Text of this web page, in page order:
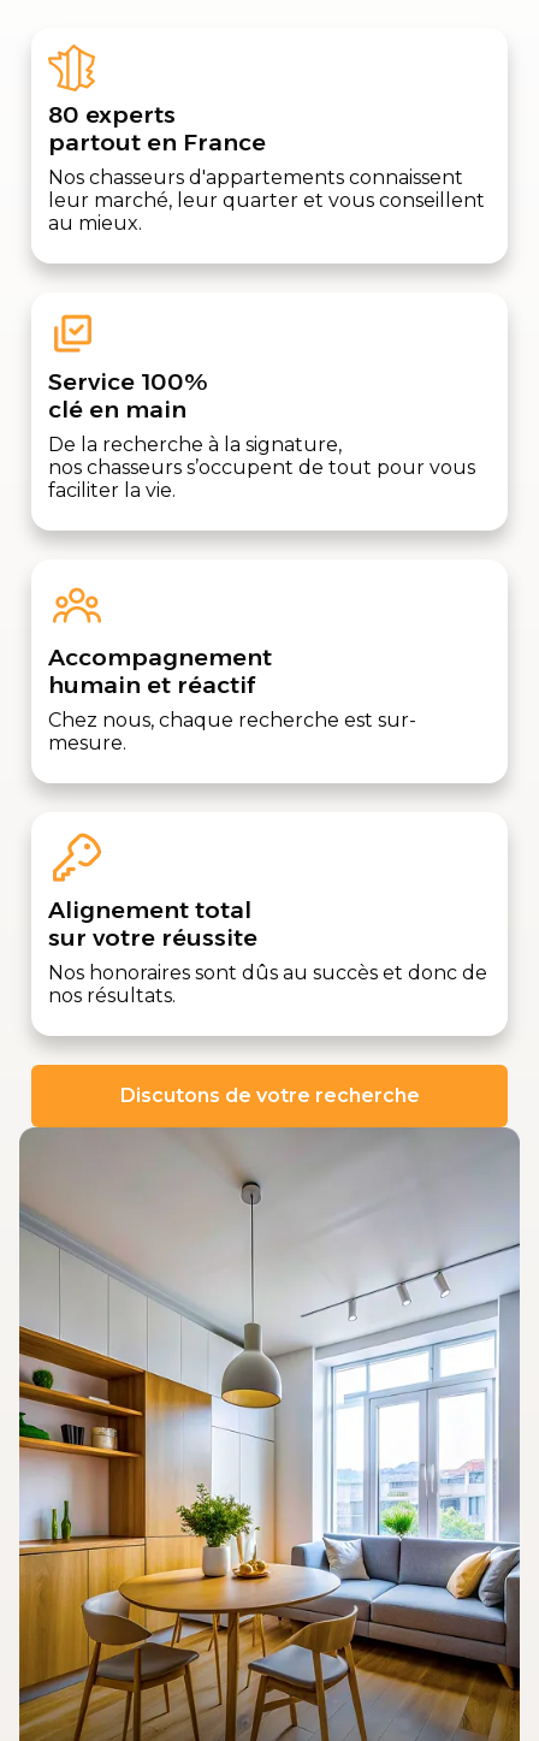
80 experts
partout en France
Nos chasseurs d'appartements connaissent
leur marché, leur quarter et vous conseillent
au mieux.
Service 100%
clé en main
De la recherche à la signature,
nos chasseurs s’occupent de tout pour vous
faciliter la vie.
Accompagnement
humain et réactif
Chez nous, chaque recherche est sur-
mesure.
Alignement total
sur votre réussite
Nos honoraires sont dûs au succès et donc de
nos résultats.
Discutons de votre recherche